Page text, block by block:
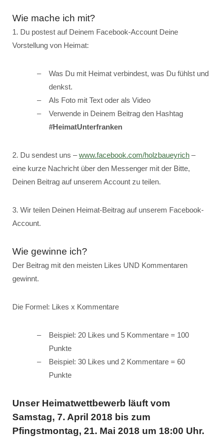
Wie mache ich mit?
1. Du postest auf Deinem Facebook-Account Deine
Vorstellung von Heimat:
Was Du mit Heimat verbindest, was Du fühlst und
denkst.
Als Foto mit Text oder als Video
Verwende in Deinem Beitrag den Hashtag
#HeimatUnterfranken
2. Du sendest uns –www.facebook.com/holzbaueyrich –
eine kurze Nachricht über den Messenger mit der Bitte,
Deinen Beitrag auf unserem Account zu teilen.
3. Wir teilen Deinen Heimat-Beitrag auf unserem Facebook-
Account.
Wie gewinne ich?
Der Beitrag mit den meisten Likes UND Kommentaren
gewinnt.
Die Formel: Likes x Kommentare
Beispiel: 20 Likes und 5 Kommentare = 100
Punkte
Beispiel: 30 Likes und 2 Kommentare = 60
Punkte
Unser Heimatwettbewerb läuft vom
Samstag, 7. April 2018 bis zum
Pfingstmontag, 21. Mai 2018 um 18:00 Uhr.